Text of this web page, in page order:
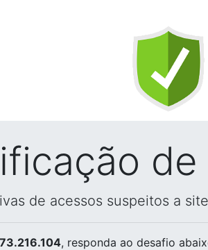
de acessos suspeitos a
, responda ao desafio